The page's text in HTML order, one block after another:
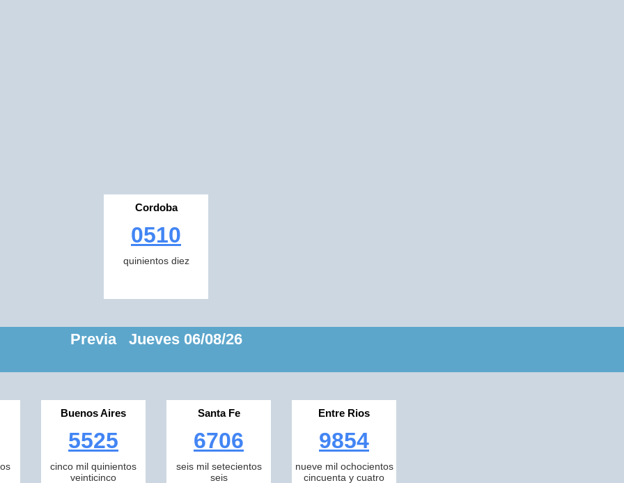
Cordoba
0510
quinientos diez
Previa Jueves 06/08/26
Buenos Aires
5525
cinco mil quinientos
veinticinco
Santa Fe
6706
seis mil setecientos
seis
Entre Rios
9854
nueve mil ochocientos
cincuenta y cuatro